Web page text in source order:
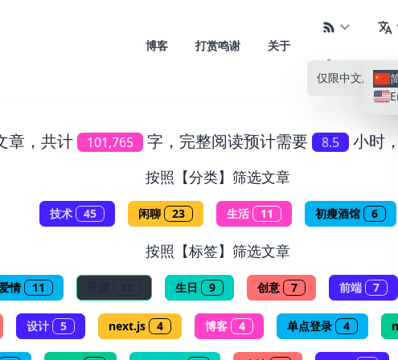
博客 打赏鸣谢 关于
仅限中文所有
章，共计 101,765 字，完整阅读预计需要 8.5 小时
按照【分类】筛选文章
技术 45 闲聊 23 生活 11 初瘦酒馆 6
按照【标签】筛选文章
情 11 生日 9 创意 7 前端 7
设计 5 next.js 4 博客 4 单点登录 4